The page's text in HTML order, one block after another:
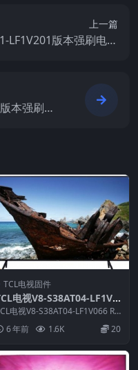
上一篇
LF1V201版本强刷电视
本强刷电
TCL电视固件
电视V8-S38AT04-LF1V0
版本强刷电视固件包下载
电视V8-S38AT04-LF1V066 RO
说明： 适用机芯：MS83...
6 年前 1.6K 20